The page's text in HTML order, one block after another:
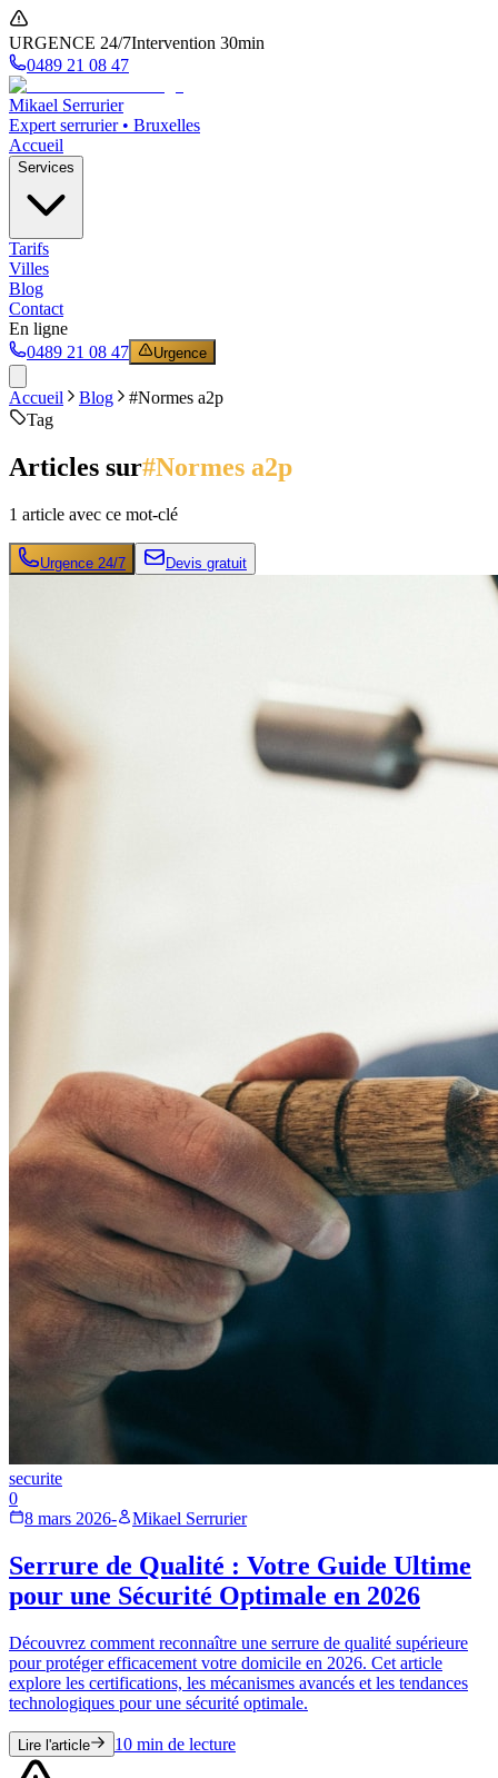
URGENCE 24/7Intervention 30min
0489 21 08 47
Mikael Serrurier
Expert serrurier • Bruxelles
Accueil
Services
Tarifs
Villes
Blog
Contact
En ligne
0489 21 08 47
Urgence
Accueil Blog #Normes a2p
Tag
Articles sur#Normes a2p
1 article avec ce mot-clé
Urgence 24/7 Devis gratuit
securite
0
8 mars 2026- Mikael Serrurier
Serrure de Qualité : Votre Guide Ultime
pour une Sécurité Optimale en 2026
Découvrez comment reconnaître une serrure de qualité supérieure
pour protéger efficacement votre domicile en 2026. Cet article
explore les certifications, les mécanismes avancés et les tendances
technologiques pour une sécurité optimale.
Lire l'article 10 min de lecture